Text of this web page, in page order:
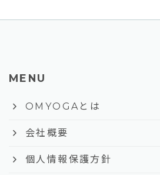
MENU
keyboard_arrow_right OMYOGAとは
keyboard_arrow_right 会社概要
keyboard_arrow_right 個人情報保護方針